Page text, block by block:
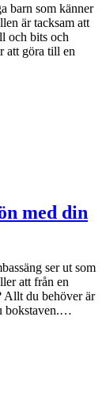
barn som känner
är tacksam att
och bits och
att göra till en
med din
ser ut som
att från en
Allt du behöver är
bokstaven.…